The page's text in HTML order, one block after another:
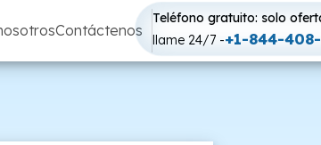
Contáctenos
Teléfono gratuito: solo
llame 24/7 -+1-844-